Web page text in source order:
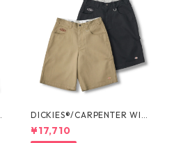
DICKIES®/CARPENTER WIDE
SHORTS -SEDAN ALL-PURPO
SE-
¥17,710